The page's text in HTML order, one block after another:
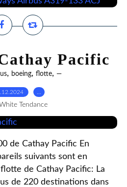
Pacific
, boeing, flotte, —
Tendance
de Cathay Pacific En
suivants sont en
de Cathay Pacific: La
de 220 destinations dans